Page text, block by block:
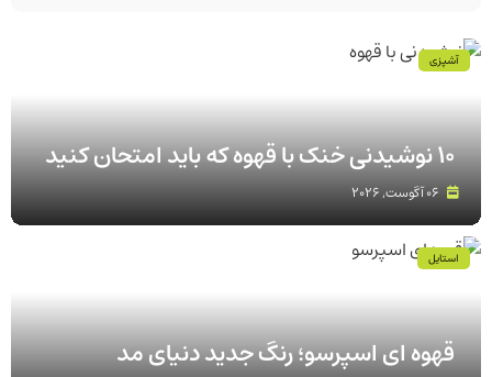
۱۰ نوشیدنی خنک با قهوه که باید امتحان کنید
06 آگوست, 2026
آشپزی
قهوه‌ ای اسپرسو؛ رنگ جدید دنیای مد
استایل